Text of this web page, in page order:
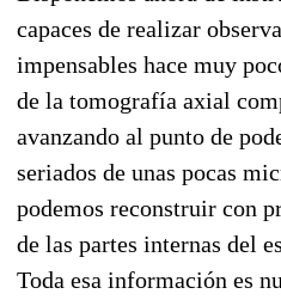
capaces de realizar
impensables hace muy
de la tomografía axial
avanzando al punto de
seriados de unas pocas
podemos reconstruir con
de las partes internas del
Toda esa información es